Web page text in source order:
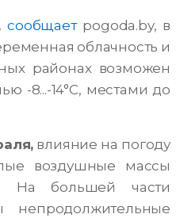
сообщаетpogoda.by, в
облачность и
районах возможен
-8...-14°С, местами до
влияние на погоду
воздушные массы
На большей части
непродолжительные